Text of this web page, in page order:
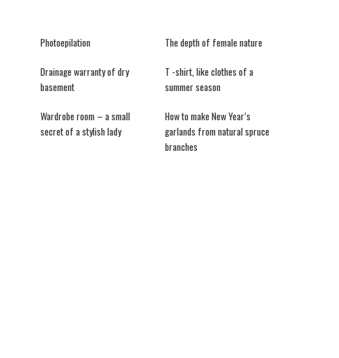
Photoepilation The depth of female nature
Drainage warranty of dry
basement
T -shirt, like clothes of a
summer season
Wardrobe room – a small
secret of a stylish lady
How to make New Year’s
garlands from natural spruce
branches